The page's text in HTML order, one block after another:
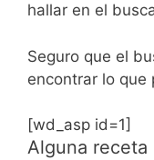
hallar en el
Seguro que el
encontrar lo que
[wd_asp id=1]
Alguna